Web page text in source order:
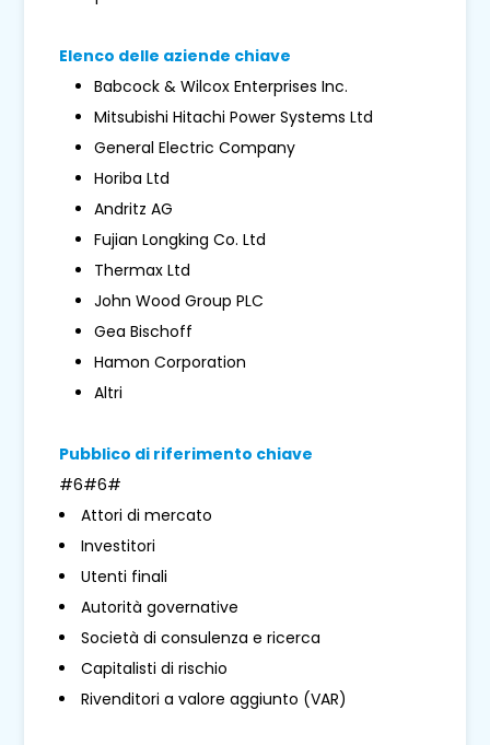
Elenco delle aziende chiave
Babcock & Wilcox Enterprises Inc.
Mitsubishi Hitachi Power Systems Ltd
General Electric Company
Horiba Ltd
Andritz AG
Fujian Longking Co. Ltd
Thermax Ltd
John Wood Group PLC
Gea Bischoff
Hamon Corporation
Altri
Pubblico di riferimento chiave
#6#6#
Attori di mercato
Investitori
Utenti finali
Autorità governative
Società di consulenza e ricerca
Capitalisti di rischio
Rivenditori a valore aggiunto (VAR)